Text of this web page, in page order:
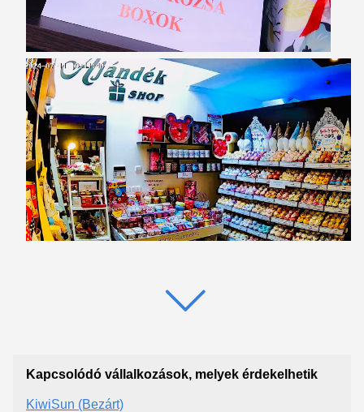
Kapcsolódó vállalkozások, melyek érdekelhetik
KiwiSun (Bezárt)